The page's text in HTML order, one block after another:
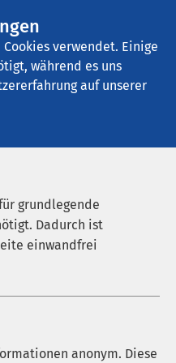
verwendet. Einige
während es uns
auf unserer
grundlegende
Dadurch ist
einwandfrei
anonym. Diese
–